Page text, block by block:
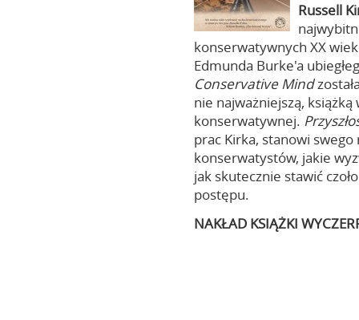
Russell
konserwatywnych XX
Edmunda Burke'a
Conservative Mind
nie najważniejszą,
konserwatywnej.
prac Kirka, stanowi
konserwatystów, jakie
jak skutecznie stawić
postępu.
NAKŁAD KSIĄŻKI